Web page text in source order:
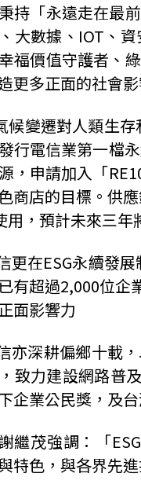
持「永遠走在最
大數據、 IOT 、
福價值守護者、
更多正面的社會
候變遷對人類生
行電信業第一檔
，申請加入「
商店的目標。供
用，預計未來三年
更在ESG永續發展
有超過2,000位企
面影響力
亦深耕偏鄉十載
致力建設網路普
企業公民獎，及
繼茂強調：「ESG
特色，與各界先